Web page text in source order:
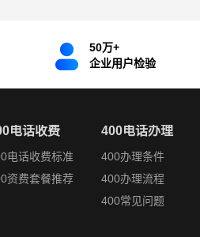
50万+
企业用户检验
电话收费
电话收费标准
资费套餐推荐
400电话办理
400办理条件
400办理流程
400常见问题